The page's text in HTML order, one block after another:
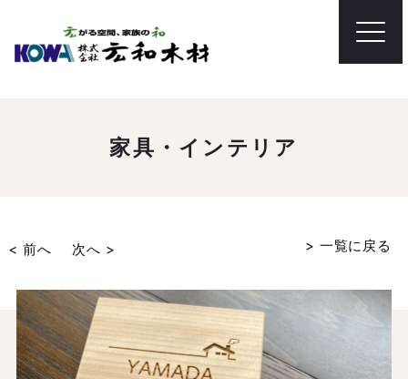
家具・インテリア
> 一覧に戻る
< 前へ 次へ >